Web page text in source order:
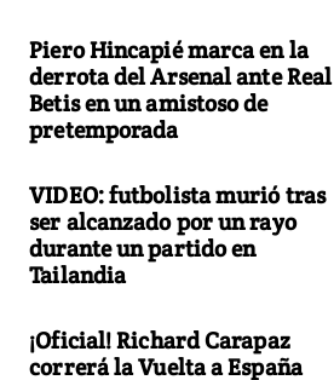
Piero Hincapié marca en la
derrota del Arsenal ante Real
Betis en un amistoso de
pretemporada
VIDEO: futbolista murió tras
ser alcanzado por un rayo
durante un partido en
Tailandia
¡Oficial! Richard Carapaz
correrá la Vuelta a España